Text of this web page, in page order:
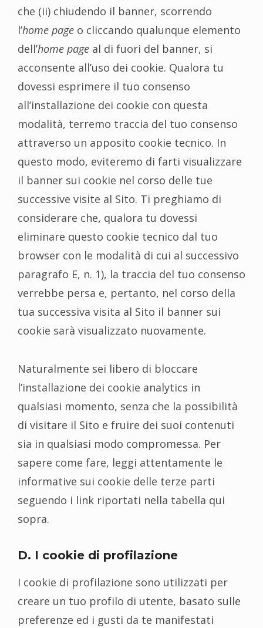
che (ii) chiudendo il banner, scorrendo
l’home page o cliccando qualunque elemento
dell’home page al di fuori del banner, si
acconsente all’uso dei cookie. Qualora tu
dovessi esprimere il tuo consenso
all’installazione dei cookie con questa
modalità, terremo traccia del tuo consenso
attraverso un apposito cookie tecnico. In
questo modo, eviteremo di farti visualizzare
il banner sui cookie nel corso delle tue
successive visite al Sito. Ti preghiamo di
considerare che, qualora tu dovessi
eliminare questo cookie tecnico dal tuo
browser con le modalità di cui al successivo
paragrafo E, n. 1), la traccia del tuo consenso
verrebbe persa e, pertanto, nel corso della
tua successiva visita al Sito il banner sui
cookie sarà visualizzato nuovamente.
Naturalmente sei libero di bloccare
l’installazione dei cookie analytics in
qualsiasi momento, senza che la possibilità
di visitare il Sito e fruire dei suoi contenuti
sia in qualsiasi modo compromessa. Per
sapere come fare, leggi attentamente le
informative sui cookie delle terze parti
seguendo i link riportati nella tabella qui
sopra.
D. I cookie di profilazione
I cookie di profilazione sono utilizzati per
creare un tuo profilo di utente, basato sulle
preferenze ed i gusti da te manifestati